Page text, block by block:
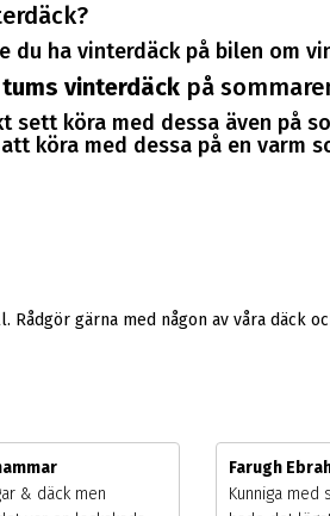
du ha vinterdäck på bilen om
tums vinterdäckpå
köra med dessa även på
köra med dessa på en varm
Rådgör gärna med någon av våra
& däck men
Farugh
Kunniga med